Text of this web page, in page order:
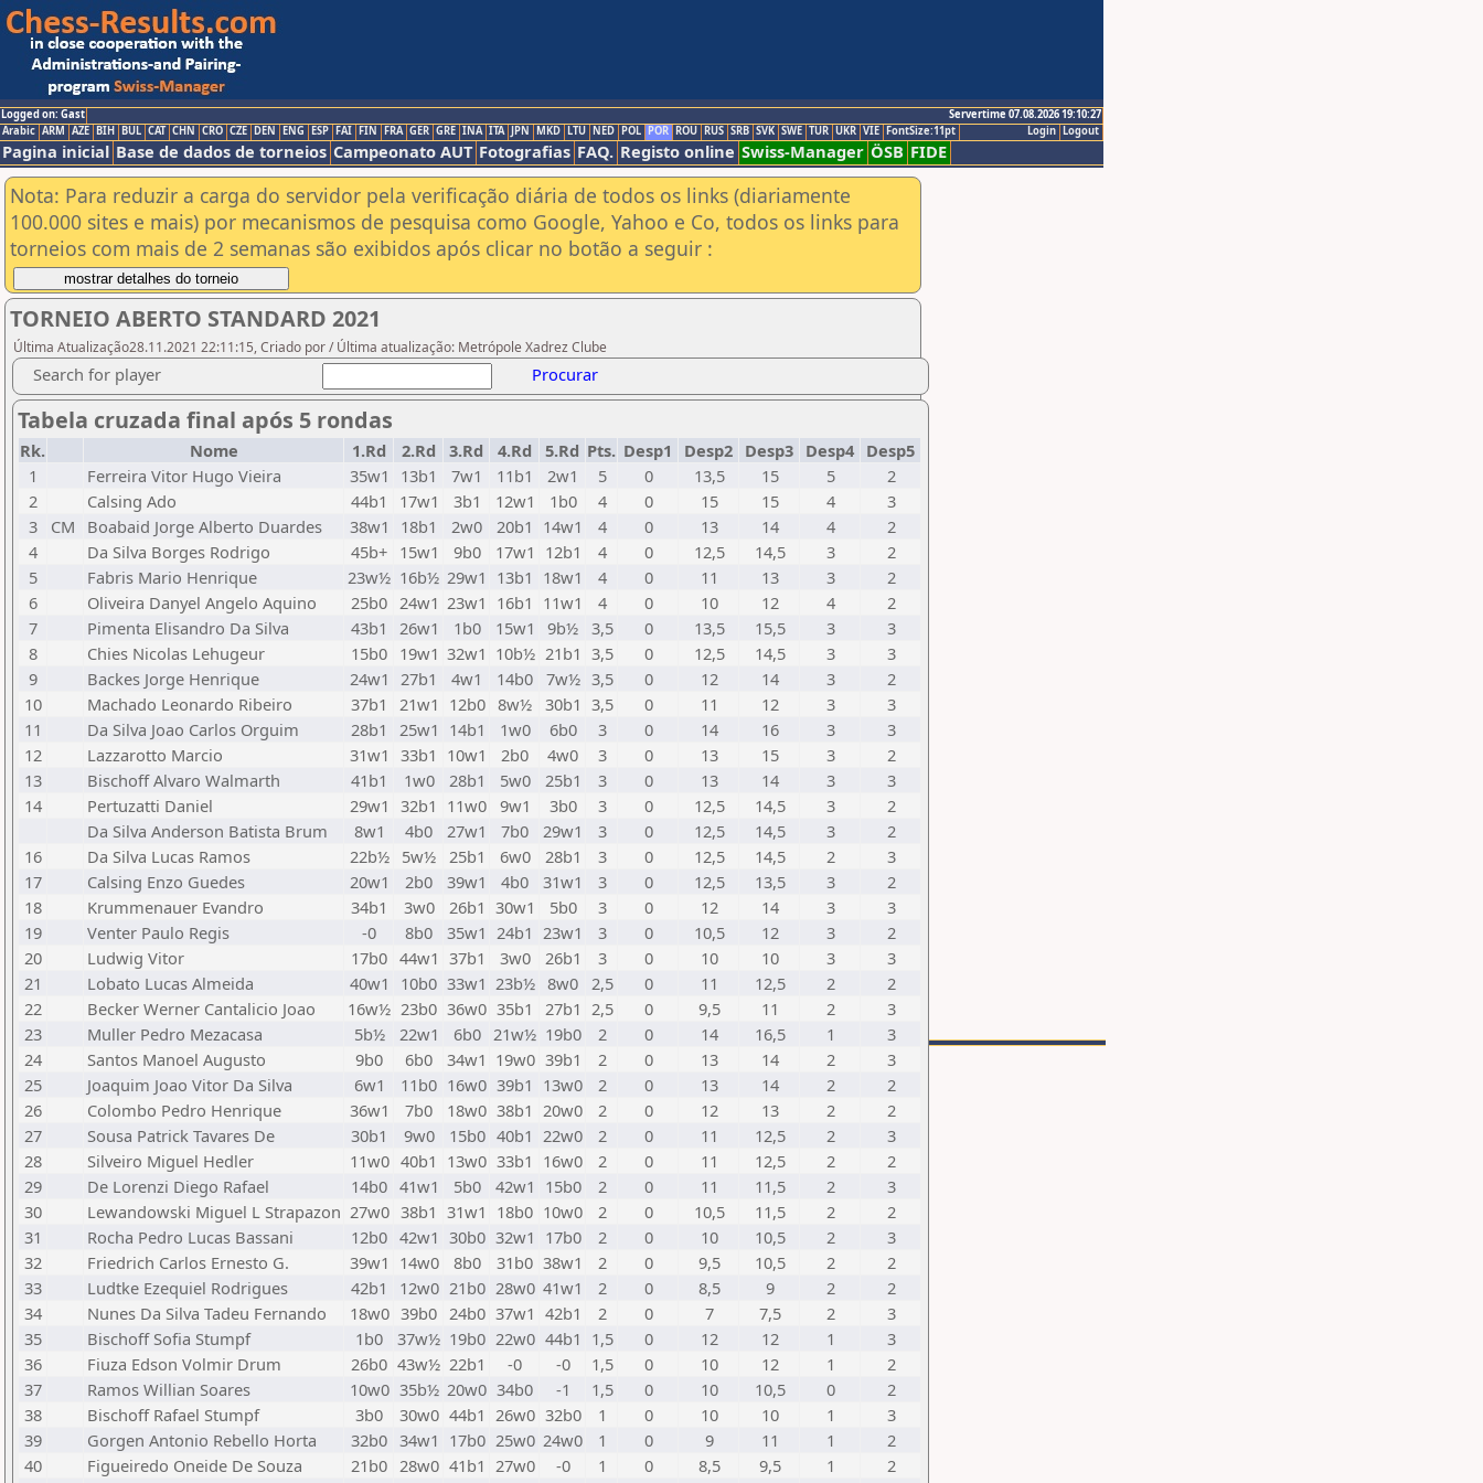
Logged on: Gast
Servertime 07.08.2026 19:10:27
Logout
Login
Arabic ARM AZE BIH BUL CAT CHN CRO CZE DEN ENG ESP FAI FIN FRA GER GRE INA ITA JPN MKD LTU NED POL POR ROU RUS SRB SVK SWE TUR UKR VIE FontSize:11pt
Pagina inicial Base de dados de torneios Campeonato AUT Fotografias FAQ. Registo online Swiss-Manager ÖSB FIDE
Nota: Para reduzir a carga do servidor pela verificação diária de todos os links (diariamente
100.000 sites e mais) por mecanismos de pesquisa como Google, Yahoo e Co, todos os links para
torneios com mais de 2 semanas são exibidos após clicar no botão a seguir :
TORNEIO ABERTO STANDARD 2021
Última Atualização28.11.2021 22:11:15, Criado por / Última atualização: Metrópole Xadrez Clube
Search for player Procurar
Tabela cruzada final após 5 rondas
Rk. Nome 1.Rd 2.Rd 3.Rd 4.Rd 5.Rd Pts. Desp1 Desp2 Desp3 Desp4 Desp5
1
Ferreira Vitor Hugo Vieira 35w1 13b1 7w1 11b1 2w1 5 0 13,5 15 5
2
2
Calsing Ado 44b1 17w1 3b1 12w1 1b0 4 0 15 15 4
3
3
CM Boabaid Jorge Alberto Duardes 38w1 18b1 2w0 20b1 14w1 4 0 13 14 4
2
4
Da Silva Borges Rodrigo 45b+ 15w1 9b0 17w1 12b1 4 0 12,5 14,5 3
2
5
Fabris Mario Henrique 23w½ 16b½ 29w1 13b1 18w1 4 0 11 13 3
2
6
Oliveira Danyel Angelo Aquino 25b0 24w1 23w1 16b1 11w1 4 0 10 12 4
2
7
Pimenta Elisandro Da Silva 43b1 26w1 1b0 15w1 9b½ 3,5 0 13,5 15,5 3
3
8
Chies Nicolas Lehugeur 15b0 19w1 32w1 10b½ 21b1 3,5 0 12,5 14,5 3
3
9
Backes Jorge Henrique 24w1 27b1 4w1 14b0 7w½ 3,5 0 12 14 3
2
10
Machado Leonardo Ribeiro 37b1 21w1 12b0 8w½ 30b1 3,5 0 11 12 3
3
11
Da Silva Joao Carlos Orguim 28b1 25w1 14b1 1w0 6b0 3 0 14 16 3
3
12
Lazzarotto Marcio 31w1 33b1 10w1 2b0 4w0 3 0 13 15 3
2
13
Bischoff Alvaro Walmarth 41b1 1w0 28b1 5w0 25b1 3 0 13 14 3
3
14
Pertuzatti Daniel 29w1 32b1 11w0 9w1 3b0 3 0 12,5 14,5 3
2
Da Silva Anderson Batista Brum
8w1 4b0 27w1 7b0 29w1 3 0 12,5 14,5 3
2
16
Da Silva Lucas Ramos 22b½ 5w½ 25b1 6w0 28b1 3 0 12,5 14,5 2
3
17
Calsing Enzo Guedes 20w1 2b0 39w1 4b0 31w1 3 0 12,5 13,5 3
2
18
Krummenauer Evandro 34b1 3w0 26b1 30w1 5b0 3 0 12 14 3
3
19
Venter Paulo Regis -0 8b0 35w1 24b1 23w1 3 0 10,5 12 3
2
20
Ludwig Vitor 17b0 44w1 37b1 3w0 26b1 3 0 10 10 3
3
21
Lobato Lucas Almeida 40w1 10b0 33w1 23b½ 8w0 2,5 0 11 12,5 2
2
22
Becker Werner Cantalicio Joao 16w½ 23b0 36w0 35b1 27b1 2,5 0 9,5 11 2
3
23
Muller Pedro Mezacasa 5b½ 22w1 6b0 21w½ 19b0 2 0 14 16,5 1
3
24
Santos Manoel Augusto 9b0 6b0 34w1 19w0 39b1 2 0 13 14 2
3
25
Joaquim Joao Vitor Da Silva 6w1 11b0 16w0 39b1 13w0 2 0 13 14 2
2
26
Colombo Pedro Henrique 36w1 7b0 18w0 38b1 20w0 2 0 12 13 2
2
27
Sousa Patrick Tavares De 30b1 9w0 15b0 40b1 22w0 2 0 11 12,5 2
3
28
Silveiro Miguel Hedler 11w0 40b1 13w0 33b1 16w0 2 0 11 12,5 2
2
29
De Lorenzi Diego Rafael 14b0 41w1 5b0 42w1 15b0 2 0 11 11,5 2
3
30
Lewandowski Miguel L Strapazon 27w0 38b1 31w1 18b0 10w0 2 0 10,5 11,5 2
2
31
Rocha Pedro Lucas Bassani 12b0 42w1 30b0 32w1 17b0 2 0 10 10,5 2
3
32
Friedrich Carlos Ernesto G. 39w1 14w0 8b0 31b0 38w1 2 0 9,5 10,5 2
2
33
Ludtke Ezequiel Rodrigues 42b1 12w0 21b0 28w0 41w1 2 0 8,5 9 2
2
34
Nunes Da Silva Tadeu Fernando 18w0 39b0 24b0 37w1 42b1 2 0 7 7,5 2
3
35
Bischoff Sofia Stumpf 1b0 37w½ 19b0 22w0 44b1 1,5 0 12 12 1
3
36
Fiuza Edson Volmir Drum 26b0 43w½ 22b1 -0 -0 1,5 0 10 12 1
2
37
Ramos Willian Soares 10w0 35b½ 20w0 34b0 -1 1,5 0 10 10,5 0
2
38
Bischoff Rafael Stumpf 3b0 30w0 44b1 26w0 32b0 1 0 10 10 1
3
39
Gorgen Antonio Rebello Horta 32b0 34w1 17b0 25w0 24w0 1 0 9 11 1
2
40
Figueiredo Oneide De Souza 21b0 28w0 41b1 27w0 -0 1 0 8,5 9,5 1
2